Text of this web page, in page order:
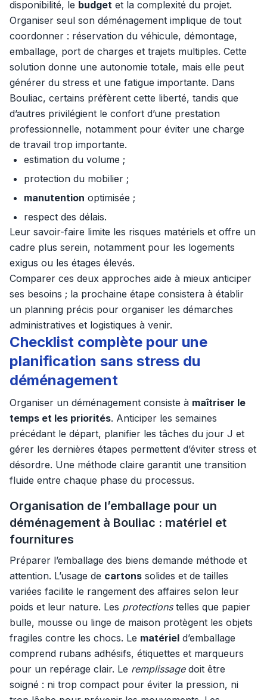
disponibilité, le budget et la complexité du projet.
Organiser seul son déménagement implique de tout
coordonner : réservation du véhicule, démontage,
emballage, port de charges et trajets multiples. Cette
solution donne une autonomie totale, mais elle peut
générer du stress et une fatigue importante. Dans
Bouliac, certains préfèrent cette liberté, tandis que
d’autres privilégient le confort d’une prestation
professionnelle, notamment pour éviter une charge
de travail trop importante.
estimation du volume ;
protection du mobilier ;
manutention optimisée ;
respect des délais.
Leur savoir-faire limite les risques matériels et offre un
cadre plus serein, notamment pour les logements
exigus ou les étages élevés.
Comparer ces deux approches aide à mieux anticiper
ses besoins ; la prochaine étape consistera à établir
un planning précis pour organiser les démarches
administratives et logistiques à venir.
Checklist complète pour une
planification sans stress du
déménagement
Organiser un déménagement consiste à maîtriser le
temps et les priorités. Anticiper les semaines
précédant le départ, planifier les tâches du jour J et
gérer les dernières étapes permettent d’éviter stress et
désordre. Une méthode claire garantit une transition
fluide entre chaque phase du processus.
Organisation de l’emballage pour un
déménagement à Bouliac : matériel et
fournitures
Préparer l’emballage des biens demande méthode et
attention. L’usage de cartons solides et de tailles
variées facilite le rangement des affaires selon leur
poids et leur nature. Les protectionstelles que papier
bulle, mousse ou linge de maison protègent les objets
fragiles contre les chocs. Le matériel d’emballage
comprend rubans adhésifs, étiquettes et marqueurs
pour un repérage clair. Le remplissagedoit être
soigné : ni trop compact pour éviter la pression, ni